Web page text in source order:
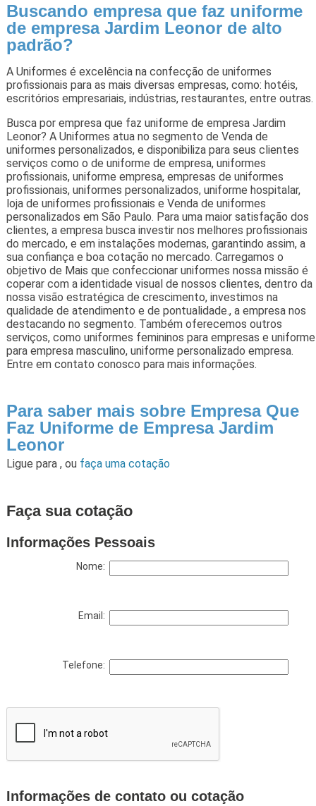
Buscando empresa que faz uniforme
de empresa Jardim Leonor de alto
padrão?
A Uniformes é excelência na confecção de uniformes
profissionais para as mais diversas empresas, como: hotéis,
escritórios empresariais, indústrias, restaurantes, entre outras.
Busca por empresa que faz uniforme de empresa Jardim
Leonor? A Uniformes atua no segmento de Venda de
uniformes personalizados, e disponibiliza para seus clientes
serviços como o de uniforme de empresa, uniformes
profissionais, uniforme empresa, empresas de uniformes
profissionais, uniformes personalizados, uniforme hospitalar,
loja de uniformes profissionais e Venda de uniformes
personalizados em São Paulo. Para uma maior satisfação dos
clientes, a empresa busca investir nos melhores profissionais
do mercado, e em instalações modernas, garantindo assim, a
sua confiança e boa cotação no mercado. Carregamos o
objetivo de Mais que confeccionar uniformes nossa missão é
coperar com a identidade visual de nossos clientes, dentro da
nossa visão estratégica de crescimento, investimos na
qualidade de atendimento e de pontualidade., a empresa nos
destacando no segmento. Também oferecemos outros
serviços, como uniformes femininos para empresas e uniforme
para empresa masculino, uniforme personalizado empresa.
Entre em contato conosco para mais informações.
Para saber mais sobre Empresa Que
Faz Uniforme de Empresa Jardim
Leonor
Ligue para , ou faça uma cotação
Faça sua cotação
Informações Pessoais
Nome:
Email:
Telefone:
Informações de contato ou cotação